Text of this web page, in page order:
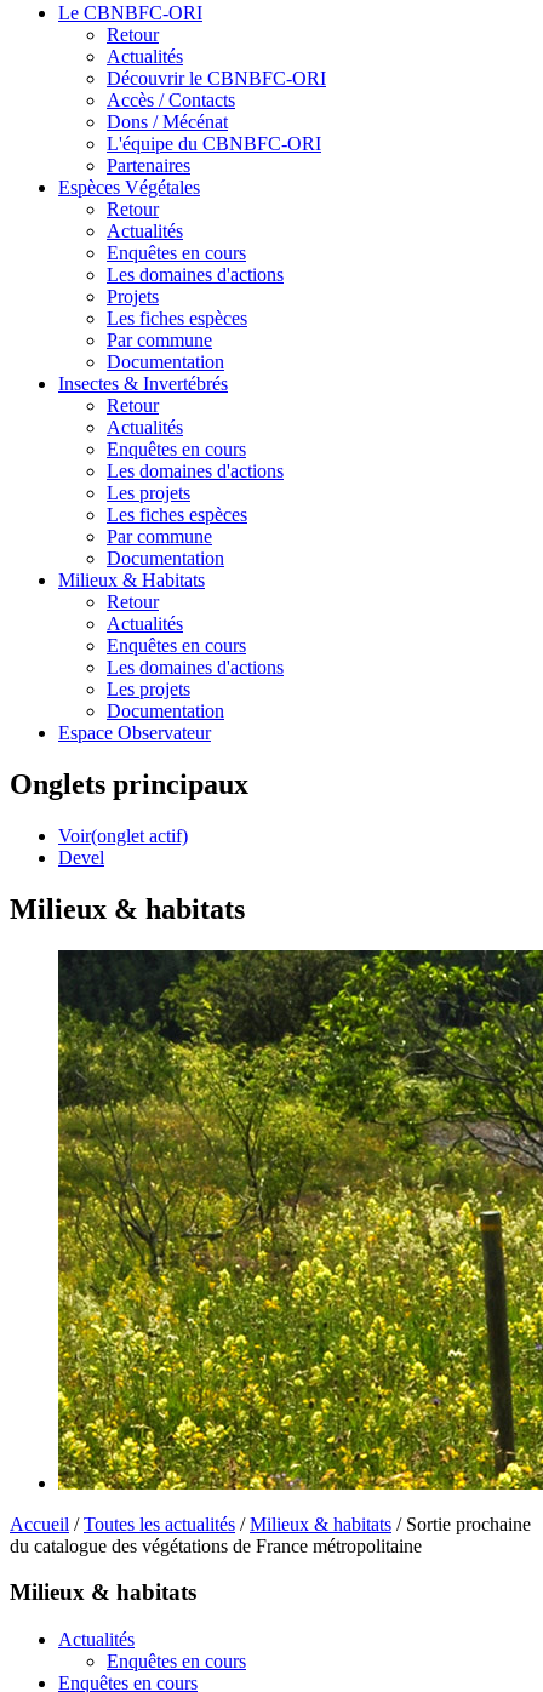
Le CBNBFC-ORI
Retour
Actualités
Découvrir le CBNBFC-ORI
Accès / Contacts
Dons / Mécénat
L'équipe du CBNBFC-ORI
Partenaires
Espèces Végétales
Retour
Actualités
Enquêtes en cours
Les domaines d'actions
Projets
Les fiches espèces
Par commune
Documentation
Insectes & Invertébrés
Retour
Actualités
Enquêtes en cours
Les domaines d'actions
Les projets
Les fiches espèces
Par commune
Documentation
Milieux & Habitats
Retour
Actualités
Enquêtes en cours
Les domaines d'actions
Les projets
Documentation
Espace Observateur
Onglets principaux
Voir(onglet actif)
Devel
Milieux & habitats
Accueil /Toutes les actualités /Milieux & habitats / Sortie prochaine
du catalogue des végétations de France métropolitaine
Milieux & habitats
Actualités
Enquêtes en cours
Enquêtes en cours